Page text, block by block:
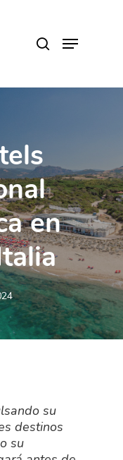
Menu
en
su
destinos
su